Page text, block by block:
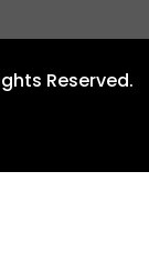
Reserved.